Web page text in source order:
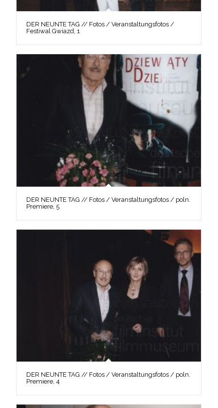
DER NEUNTE TAG // Fotos / Veranstaltungsfotos /
Festiwal Gwiazd, 1
DER NEUNTE TAG // Fotos / Veranstaltungsfotos / poln.
Premiere, 5
DER NEUNTE TAG // Fotos / Veranstaltungsfotos / poln.
Premiere, 4